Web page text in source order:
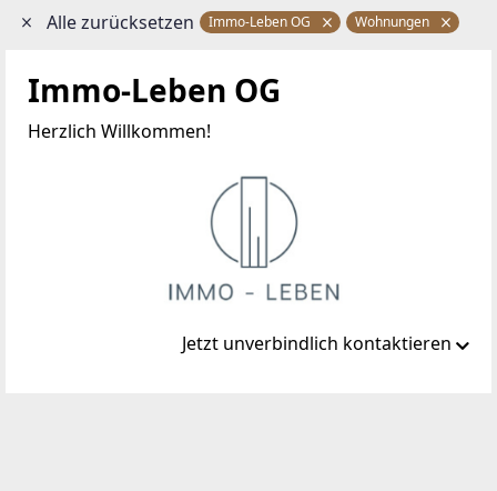
Alle zurücksetzen Immo-Leben OG Wohnungen
Immo-Leben OG
Herzlich Willkommen!
Jetzt unverbindlich kontaktieren